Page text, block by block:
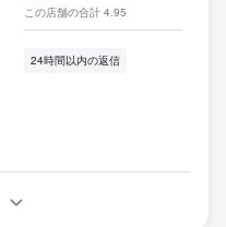
この店舗の合計 4.95
24時間以内の返信